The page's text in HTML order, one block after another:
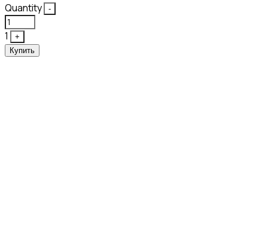
Quantity
-
1
+
Купить